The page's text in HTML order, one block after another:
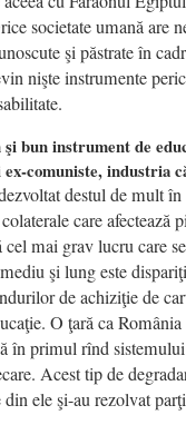
societate umană are
şi păstrate în
nişte instrumente
bun instrument de
comuniste, industria
destul de mult
care afectează
mai grav lucru care
şi lung este
de achiziţie de
O ţară ca
în primul rînd
Acest tip de
ele şi-au rezolvat